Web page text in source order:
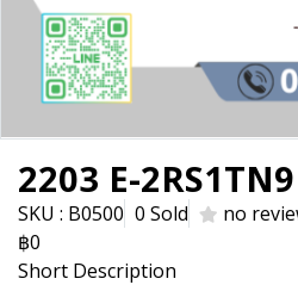
2203 E-
SKU : B0500 0 Sold
no
฿0
Short Description